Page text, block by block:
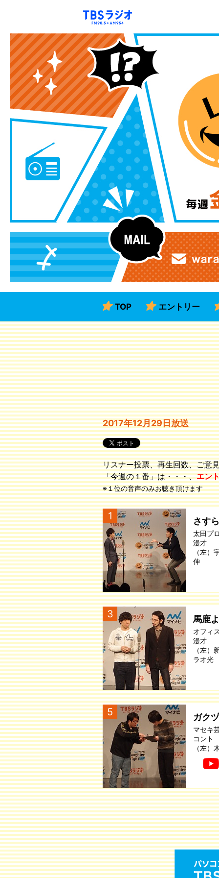
TOP エントリー
2017年12月29日放送
リスナー投票、再生回数、ご意
「今週の１番」は・・・、エン
※１位の音声のみお聴き頂けます
1 さす
太田プ
漫才
（左
伸
3 馬鹿
オフィ
漫才
（左
ラオ光
5 ガク
マセキ
コント
（左